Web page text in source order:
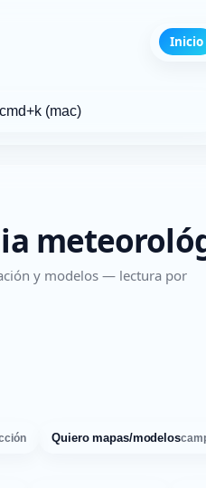
Inicio
y modelos — lectura por
Quiero mapas/modelos